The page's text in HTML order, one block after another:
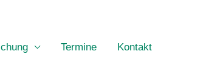
Termine Kontakt